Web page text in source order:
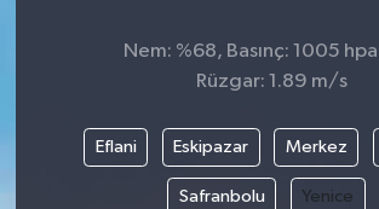
Nem: %68, Basınç: 1005
Rüzgar: 1.89 m/s
Eflani Eskipazar Merkez
Safranbolu Yenice